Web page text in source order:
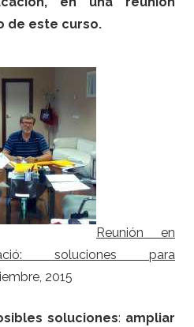
de este curso.
Reunión en
soluciones para
2015
soluciones: ampliar